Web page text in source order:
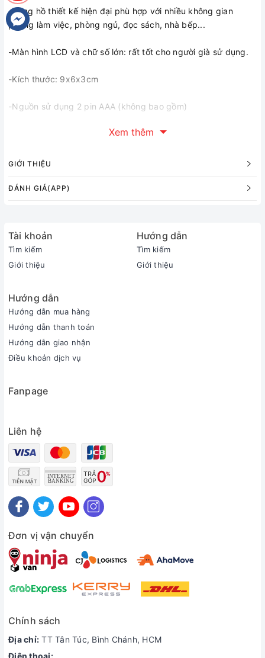
-Đồng hồ thiết kế hiện đại phù hợp với nhiều không gian
phòng làm việc, phòng ngủ, đọc sách, nhà bếp...
-Màn hình LCD và chữ số lớn: rất tốt cho người già sử dụng.
-Kích thước: 9x6x3cm
-Nguồn sử dụng 2 pin AAA (không bao gồm)
Xem thêm
GIỚI THIỆU
ĐÁNH GIÁ(APP)
Tài khoản
Tìm kiếm
Giới thiệu
Hướng dẫn
Tìm kiếm
Giới thiệu
Hướng dẫn
Hướng dẫn mua hàng
Hướng dẫn thanh toán
Hướng dẫn giao nhận
Điều khoản dịch vụ
Fanpage
Liên hệ
Đơn vị vận chuyển
Chính sách
Địa chỉ: TT Tân Túc, Bình Chánh, HCM
Điện thoại: